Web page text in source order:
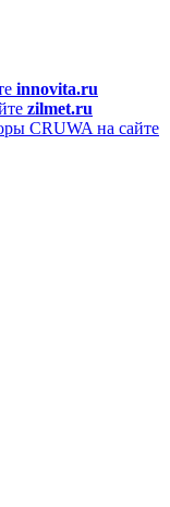
innovita.ru
zilmet.ru
CRUWA на сайте